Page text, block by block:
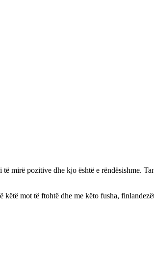
mirë pozitive dhe kjo është e rëndësishme.
mot të ftohtë dhe me këto fusha,